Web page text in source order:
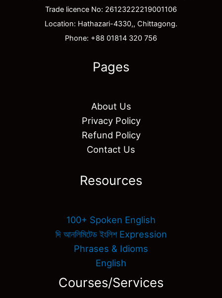
Trade licence No: 26123222219001106
Location: Hathazari-4330,, Chittagong.
Phone: +88 01814 320 756
Pages
About Us
Privacy Policy
Refund Policy
Contact Us
Resources
100+ Spoken English
দি আনলিমিটেড ইংলিশ Expression
Phrases & Idioms
English
Courses/Services